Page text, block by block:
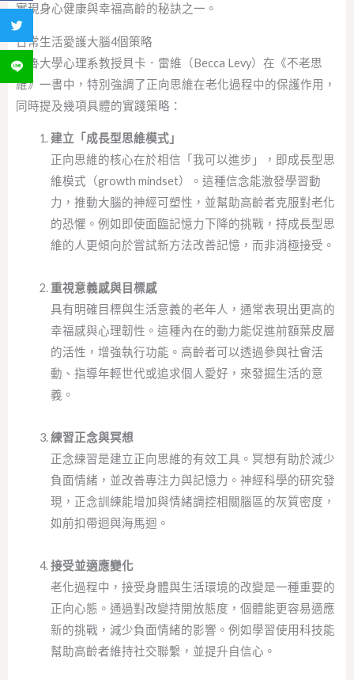
實現身心健康與幸福高齡的秘訣之一。
日常生活愛護大腦4個策略
耶魯大學心理系教授貝卡．雷維（Becca Levy）在《不老思
維》一書中，特別強調了正向思維在老化過程中的保護作用，
同時提及幾項具體的實踐策略：
建立「成長型思維模式」
正向思維的核心在於相信「我可以進步」，即成長型思
維模式（growth mindset）。這種信念能激發學習動
力，推動大腦的神經可塑性，並幫助高齡者克服對老化
的恐懼。例如即使面臨記憶力下降的挑戰，持成長型思
維的人更傾向於嘗試新方法改善記憶，而非消極接受。
重視意義感與目標感
具有明確目標與生活意義的老年人，通常表現出更高的
幸福感與心理韌性。這種內在的動力能促進前額葉皮層
的活性，增強執行功能。高齡者可以透過參與社會活
動、指導年輕世代或追求個人愛好，來發掘生活的意
義。
練習正念與冥想
正念練習是建立正向思維的有效工具。冥想有助於減少
負面情緒，並改善專注力與記憶力。神經科學的研究發
現，正念訓練能增加與情緒調控相關腦區的灰質密度，
如前扣帶迴與海馬迴。
接受並適應變化
老化過程中，接受身體與生活環境的改變是一種重要的
正向心態。通過對改變持開放態度，個體能更容易適應
新的挑戰，減少負面情緒的影響。例如學習使用科技能
幫助高齡者維持社交聯繫，並提升自信心。
分享到 LINE